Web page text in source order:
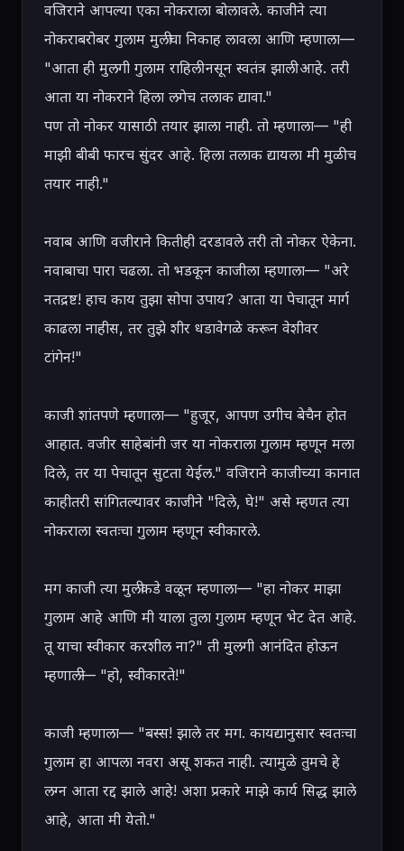
वजिराने आपल्या एका नोकराला बोलावले. काजीने त्या
नोकराबरोबर गुलाम मुलीचा निकाह लावला आणि म्हणाला—
"आता ही मुलगी गुलाम राहिली नसून स्वतंत्र झाली आहे. तरी
आता या नोकराने हिला लगेच तलाक द्यावा."
पण तो नोकर यासाठी तयार झाला नाही. तो म्हणाला— "ही
माझी बीबी फारच सुंदर आहे. हिला तलाक द्यायला मी मुळीच
तयार नाही."
नवाब आणि वजीराने कितीही दरडावले तरी तो नोकर ऐकेना.
नवाबाचा पारा चढला. तो भडकून काजीला म्हणाला— "अरे
नतद्रष्ट! हाच काय तुझा सोपा उपाय? आता या पेचातून मार्ग
काढला नाहीस, तर तुझे शीर धडावेगळे करून वेशीवर
टांगेन!"
काजी शांतपणे म्हणाला— "हुजूर, आपण उगीच बेचैन होत
आहात. वजीर साहेबांनी जर या नोकराला गुलाम म्हणून मला
दिले, तर या पेचातून सुटता येईल." वजिराने काजीच्या कानात
काहीतरी सांगितल्यावर काजीने "दिले, घे!" असे म्हणत त्या
नोकराला स्वतःचा गुलाम म्हणून स्वीकारले.
मग काजी त्या मुलीकडे वळून म्हणाला— "हा नोकर माझा
गुलाम आहे आणि मी याला तुला गुलाम म्हणून भेट देत आहे.
तू याचा स्वीकार करशील ना?" ती मुलगी आनंदित होऊन
म्हणाली— "हो, स्वीकारते!"
काजी म्हणाला— "बस्स! झाले तर मग. कायद्यानुसार स्वतःचा
गुलाम हा आपला नवरा असू शकत नाही. त्यामुळे तुमचे हे
लग्न आता रद्द झाले आहे! अशा प्रकारे माझे कार्य सिद्ध झाले
आहे, आता मी येतो."